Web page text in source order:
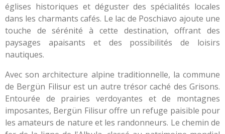
églises historiques et déguster des spécialités locales
dans les charmants cafés. Le lac de Poschiavo ajoute une
touche de sérénité à cette destination, offrant des
paysages apaisants et des possibilités de loisirs
nautiques.
Avec son architecture alpine traditionnelle, la commune
de Bergün Filisur est un autre trésor caché des Grisons.
Entourée de prairies verdoyantes et de montagnes
imposantes, Bergün Filisur offre un refuge paisible pour
les amateurs de nature et les randonneurs. Le chemin de